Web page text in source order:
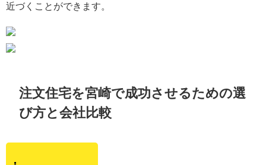
近づくことができます。
注文住宅を宮崎で成功させるための選
び方と会社比較